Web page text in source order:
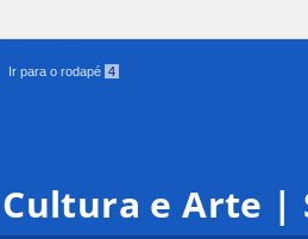
Ir para o rodapé 4
e Arte |